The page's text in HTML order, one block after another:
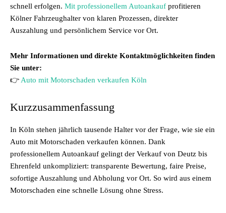
schnell erfolgen. Mit professionellem Autoankauf profitieren
Kölner Fahrzeughalter von klaren Prozessen, direkter
Auszahlung und persönlichem Service vor Ort.
Mehr Informationen und direkte Kontaktmöglichkeiten finden
Sie unter:
👉 Auto mit Motorschaden verkaufen Köln
Kurzzusammenfassung
In Köln stehen jährlich tausende Halter vor der Frage, wie sie ein
Auto mit Motorschaden verkaufen können. Dank
professionellem Autoankauf gelingt der Verkauf von Deutz bis
Ehrenfeld unkompliziert: transparente Bewertung, faire Preise,
sofortige Auszahlung und Abholung vor Ort. So wird aus einem
Motorschaden eine schnelle Lösung ohne Stress.